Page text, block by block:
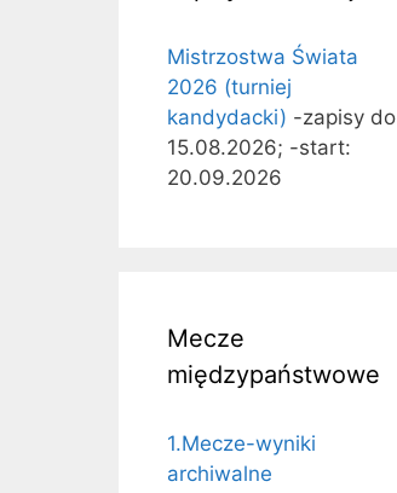
Mistrzostwa Świata
2026 (turniej
kandydacki) -zapisy do
15.08.2026; -start:
20.09.2026
Mecze
międzypaństwowe
1.Mecze-wyniki
archiwalne